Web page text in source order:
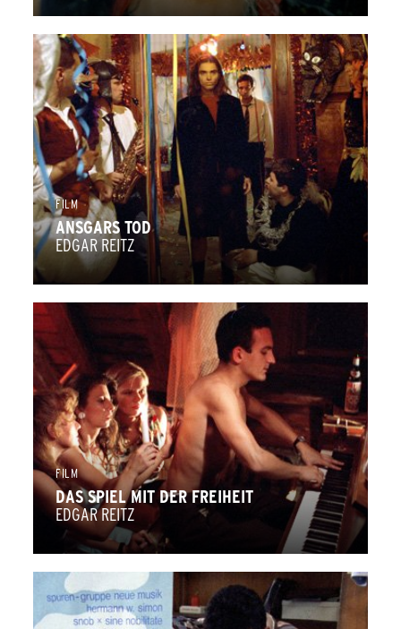
FILM
ANSGARS TOD
EDGAR REITZ
FILM
DAS SPIEL MIT DER FREIHEIT
EDGAR REITZ